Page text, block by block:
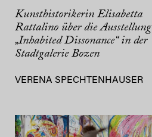
Kunsthistorikerin Elisabetta
Rattalino über die Ausstellung
„Inhabited Dissonance“ in der
Stadtgalerie Bozen
VERENA SPECHTENHAUSER